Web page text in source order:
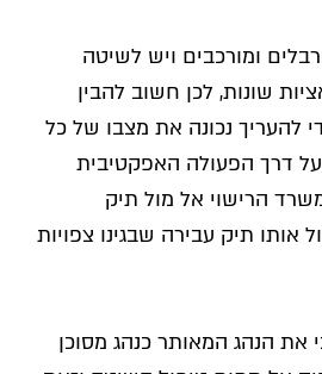
ומורכבים ויש לשיטה
שונות, לכן חשוב להבין
להעריך נכונה את מצבו של כל
דרך הפעולה האפקטיבית
הרישוי אל מול תיק
אותו תיק עבירה שבגינו צפויות
את הנהג המאותר כנהג מסוכן